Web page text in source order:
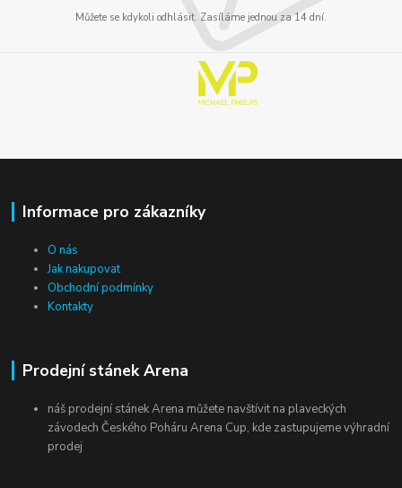
Můžete se kdykoli odhlásit. Zasíláme jednou za 14 dní.
Informace pro zákazníky
O nás
Jak nakupovat
Obchodní podmínky
Kontakty
Prodejní stánek Arena
náš prodejní stánek Arena můžete navštívit na plaveckých
závodech Českého Poháru Arena Cup, kde zastupujeme výhradní
prodej